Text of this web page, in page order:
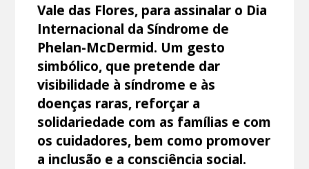
Vale das Flores, para assinalar o Dia
Internacional da Síndrome de
Phelan-McDermid. Um gesto
simbólico, que pretende dar
visibilidade à síndrome e às
doenças raras, reforçar a
solidariedade com as famílias e com
os cuidadores, bem como promover
a inclusão e a consciência social.